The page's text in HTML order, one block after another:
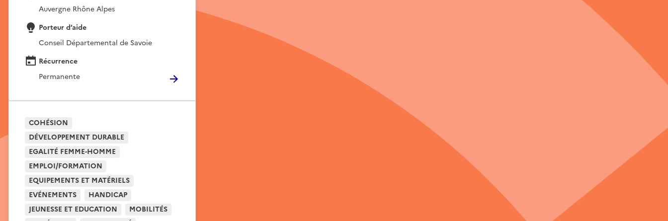
Auvergne Rhône Alpes
Porteur d’aide
Conseil Départemental de Savoie
Récurrence
Permanente
COHÉSION
DÉVELOPPEMENT DURABLE
EGALITÉ FEMME-HOMME
EMPLOI/FORMATION
EQUIPEMENTS ET MATÉRIELS
EVÉNEMENTS
HANDICAP
JEUNESSE ET EDUCATION
MOBILITÉS